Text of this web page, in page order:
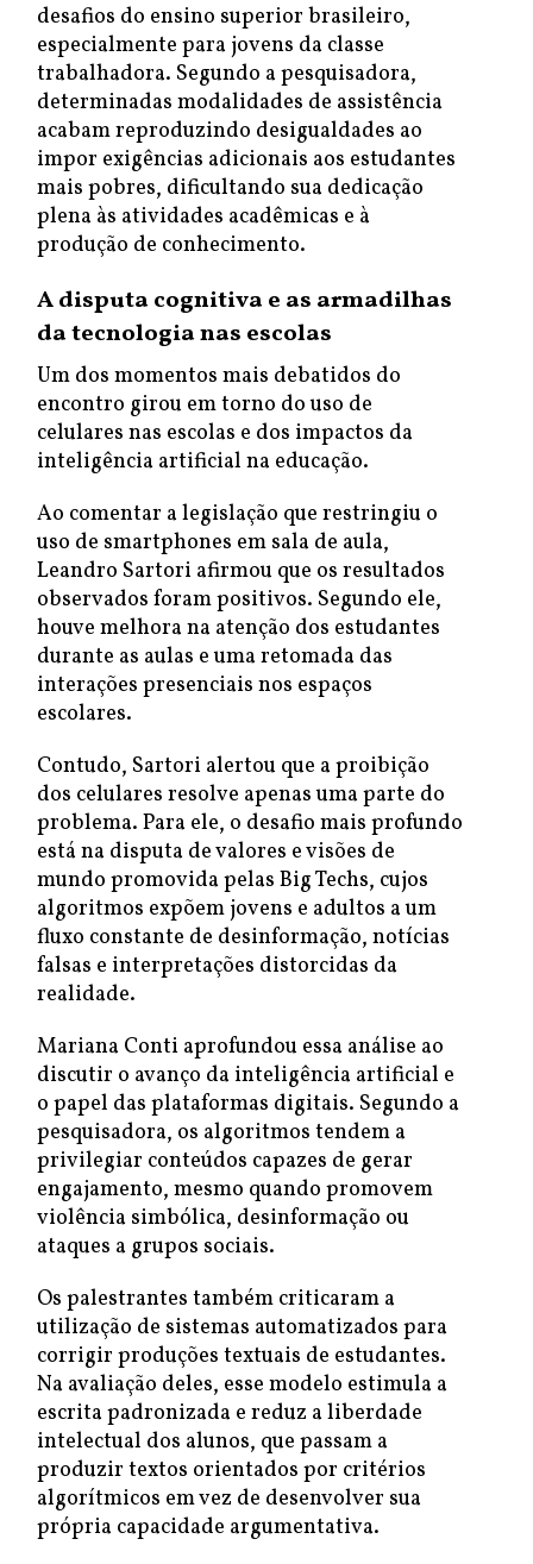
desafios do ensino superior brasileiro,
especialmente para jovens da classe
trabalhadora. Segundo a pesquisadora,
determinadas modalidades de assistência
acabam reproduzindo desigualdades ao
impor exigências adicionais aos estudantes
mais pobres, dificultando sua dedicação
plena às atividades acadêmicas e à
produção de conhecimento.
A disputa cognitiva e as armadilhas
da tecnologia nas escolas
Um dos momentos mais debatidos do
encontro girou em torno do uso de
celulares nas escolas e dos impactos da
inteligência artificial na educação.
Ao comentar a legislação que restringiu o
uso de smartphones em sala de aula,
Leandro Sartori afirmou que os resultados
observados foram positivos. Segundo ele,
houve melhora na atenção dos estudantes
durante as aulas e uma retomada das
interações presenciais nos espaços
escolares.
Contudo, Sartori alertou que a proibição
dos celulares resolve apenas uma parte do
problema. Para ele, o desafio mais profundo
está na disputa de valores e visões de
mundo promovida pelas Big Techs, cujos
algoritmos expõem jovens e adultos a um
fluxo constante de desinformação, notícias
falsas e interpretações distorcidas da
realidade.
Mariana Conti aprofundou essa análise ao
discutir o avanço da inteligência artificial e
o papel das plataformas digitais. Segundo a
pesquisadora, os algoritmos tendem a
privilegiar conteúdos capazes de gerar
engajamento, mesmo quando promovem
violência simbólica, desinformação ou
ataques a grupos sociais.
Os palestrantes também criticaram a
utilização de sistemas automatizados para
corrigir produções textuais de estudantes.
Na avaliação deles, esse modelo estimula a
escrita padronizada e reduz a liberdade
intelectual dos alunos, que passam a
produzir textos orientados por critérios
algorítmicos em vez de desenvolver sua
própria capacidade argumentativa.